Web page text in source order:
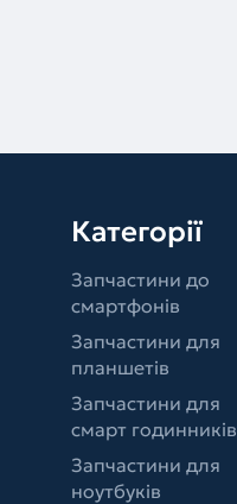
Категорії
Запчастини до
смартфонів
Запчастини для
планшетів
Запчастини для
смарт годинників
Запчастини для
ноутбуків